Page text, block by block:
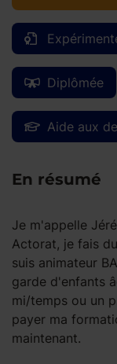
Diplômée
Aide aux
En résumé
Je m'appelle
Actorat, je fais
suis animateur
garde d'enfants
mi/temps ou un
payer ma
maintenant.